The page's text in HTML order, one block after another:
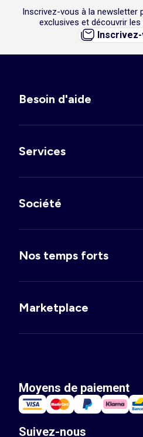
Inscrivez-vous à la newsletter
exclusives et découvrir les
Besoin d'aide
Services
Société
Nos temps forts
Marketplace
Moyens de paiement
Suivez-nous